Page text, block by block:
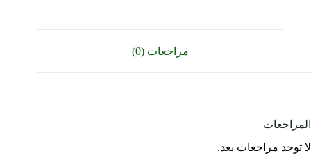
مراجعات (0)
المراجعات
لا توجد مراجعات بعد.